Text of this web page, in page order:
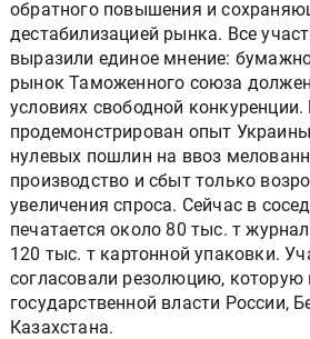
обратного повышения и
дестабилизацией рынка. Все
выразили единое мнение:
рынок Таможенного союза
условиях свободной
продемонстрирован опыт
нулевых пошлин на ввоз
производство и сбыт только
увеличения спроса. Сейчас в
печатается около 80 тыс. т
120 тыс. т картонной упаковки.
согласовали резолюцию, которую
государственной власти России,
Казахстана.